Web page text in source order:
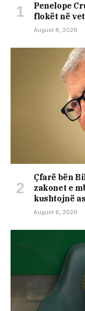
Penelope
flokët në
August 8, 2026
Çfarë bën
zakonet e
kushtojnë
August 8, 2026